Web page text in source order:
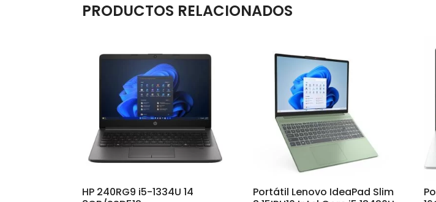
PRODUCTOS RELACIONADOS
HP 240RG9 i5-1334U 14
Portátil Lenovo IdeaPad Slim